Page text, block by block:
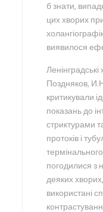
б знати,
цих хворих
виявилося
Поздняков,
критикували
показань до
стриктурами
протоків і
погодилися з
деяких
використані